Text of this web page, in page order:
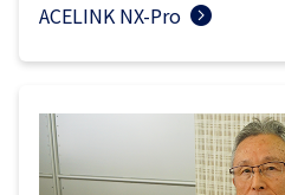
ACELINK NX-Pro